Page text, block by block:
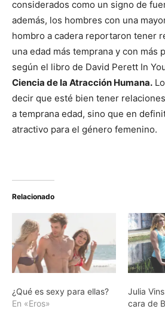
considerados como un signo de
además, los hombres con una
hombro a cadera reportaron tener
una edad más temprana y con más
según el libro de David Perett In
Ciencia de la Atracción Humana.
decir que esté bien tener
a temprana edad, sino que en
atractivo para el género femenino.
Relacionado
¿Qué es sexy para ellas?
En «Eros»
Julia
cara de